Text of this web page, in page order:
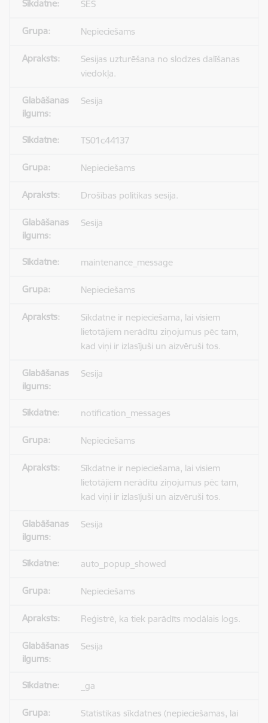
SES
Nepieciešams
Sesijas uzturēšana no slodzes dalīšanas
viedokļa.
Sesija
TS01c44137
Nepieciešams
Drošības politikas sesija.
Sesija
maintenance_message
Nepieciešams
Sīkdatne ir nepieciešama, lai visiem
lietotājiem nerādītu ziņojumus pēc tam,
kad viņi ir izlasījuši un aizvēruši tos.
Sesija
notification_messages
Nepieciešams
Sīkdatne ir nepieciešama, lai visiem
lietotājiem nerādītu ziņojumus pēc tam,
kad viņi ir izlasījuši un aizvēruši tos.
Sesija
auto_popup_showed
Nepieciešams
Reģistrē, ka tiek parādīts modālais logs.
Sesija
_ga
Statistikas sīkdatnes (nepieciešamas, lai